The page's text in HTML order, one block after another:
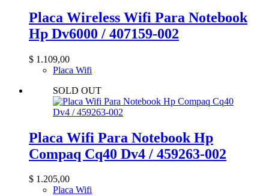
Placa Wireless Wifi Para Notebook
Hp Dv6000 / 407159-002
$ 1.109,00
Placa Wifi
SOLD OUT
Placa Wifi Para Notebook Hp
Compaq Cq40 Dv4 / 459263-002
$ 1.205,00
Placa Wifi